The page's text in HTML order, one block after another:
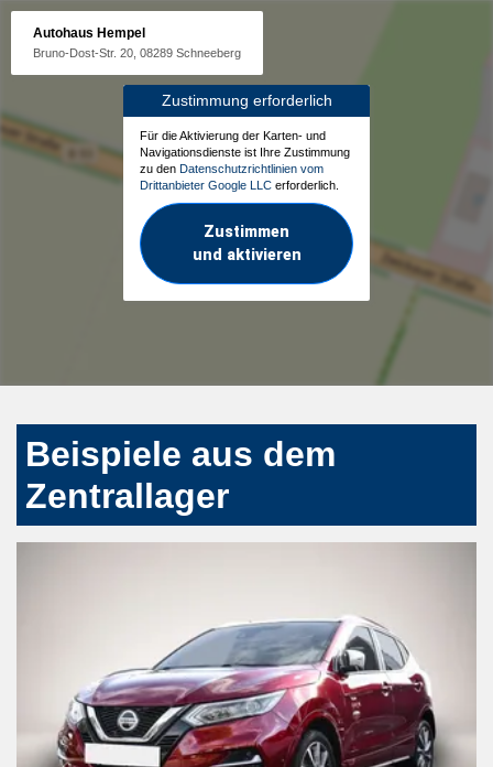
Autohaus Hempel
Bruno-Dost-Str. 20, 08289 Schneeberg
Zustimmung erforderlich
Für die Aktivierung der Karten- und
Navigationsdienste ist Ihre Zustimmung
zu den Datenschutzrichtlinien vom
Drittanbieter Google LLC erforderlich.
Zustimmen
und aktivieren
Beispiele aus dem
Zentrallager